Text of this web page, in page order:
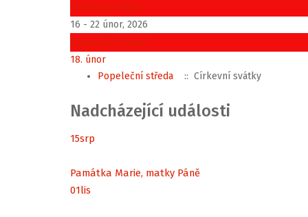
Předchozí týden
16 - 22 únor, 2026
Následující týden
18. únor
Popeleční středa
:: Církevní svátky
Nadcházející události
15srp
Památka Marie, matky Páně
01lis